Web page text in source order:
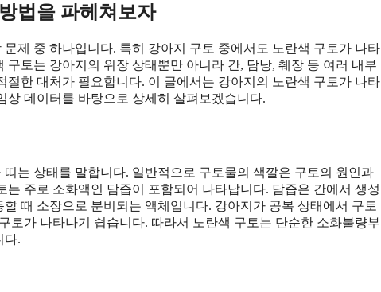
법을 파헤쳐보자
제 중 하나입니다. 특히 강아지 구토 중에서도 노란색 구토가 나타
토는 강아지의 위장 상태뿐만 아니라 간, 담낭, 췌장 등 여러 내부
한 대처가 필요합니다. 이 글에서는 강아지의 노란색 구토가 나타
데이터를 바탕으로 상세히 살펴보겠습니다.
는 상태를 말합니다. 일반적으로 구토물의 색깔은 구토의 원인과
주로 소화액인 담즙이 포함되어 나타납니다. 담즙은 간에서 생성
때 소장으로 분비되는 액체입니다. 강아지가 공복 상태에서 구토
토가 나타나기 쉽습니다. 따라서 노란색 구토는 단순한 소화불량부
다.